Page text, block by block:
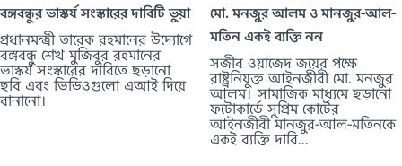
বঙ্গবন্ধুর ভাস্কর্য সংস্কারের দাবিটি ভুয়া
প্রধানমন্ত্রী তারেক রহমানের উদ্যোগে
বঙ্গবন্ধু শেখ মুজিবুর রহমানের
ভাস্কর্য সংস্কারের দাবিতে ছড়ানো
ছবি এবং ভিডিওগুলো এআই দিয়ে
বানানো।
মো. মনজুর আলম ও মানজুর-আল-
মতিন একই ব্যক্তি নন
সজীব ওয়াজেদ জয়ের পক্ষে
রাষ্ট্রনিযুক্ত আইনজীবী মো. মনজুর
আলম। সামাজিক মাধ্যমে ছড়ানো
ফটোকার্ডে সুপ্রিম কোর্টের
আইনজীবী মানজুর-আল-মতিনকে
একই ব্যক্তি দাবি...